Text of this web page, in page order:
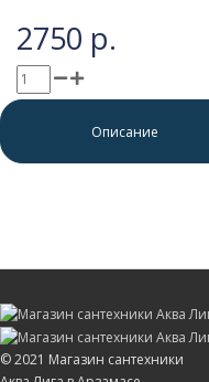
2750 р.
Описание
© 2021 Магазин сантехники